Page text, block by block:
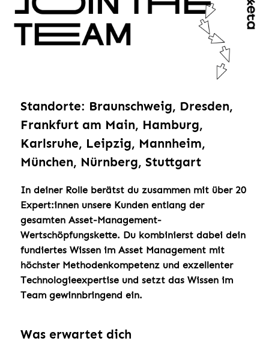
Standorte: Braunschweig, Dresden,
Frankfurt am Main, Hamburg,
Karlsruhe, Leipzig, Mannheim,
München, Nürnberg, Stuttgart
In deiner Rolle berätst du zusammen mit über 20
Expert:innen unsere Kunden entlang der
gesamten Asset-Management-
Wertschöpfungskette. Du kombinierst dabei dein
fundiertes Wissen im Asset Management mit
höchster Methodenkompetenz und exzellenter
Technologieexpertise und setzt das Wissen im
Team gewinnbringend ein.
Was erwartet dich